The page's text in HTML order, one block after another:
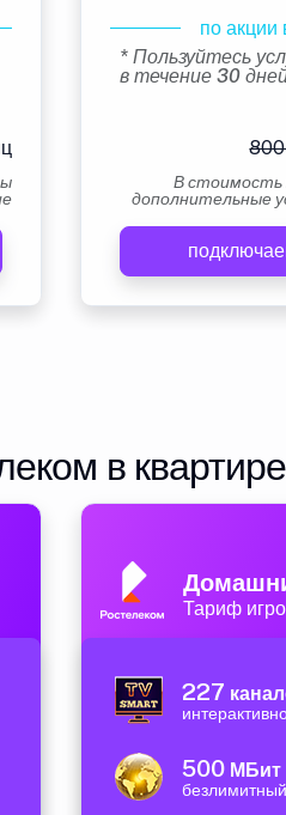
по акции
* Пользуйтесь
в течение 30
В стоимость
дополнительные
в квартире
Тариф
227
500 МБит